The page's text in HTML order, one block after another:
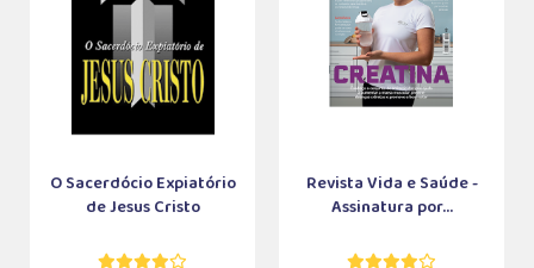
O Sacerdócio Expiatório
de Jesus Cristo
Revista Vida e Saúde -
Assinatura por...